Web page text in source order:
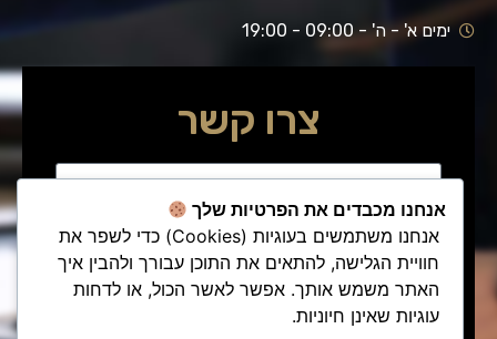
ימים א' - ה' - 09:00 - 19:00
צרו קשר
אנחנו מכבדים את הפרטיות שלך
אנחנו משתמשים בעוגיות (Cookies) כדי לשפר את
חוויית הגלישה, להתאים את התוכן עבורך ולהבין איך
האתר משמש אותך. אפשר לאשר הכול, או לדחות
עוגיות שאינן חיוניות.